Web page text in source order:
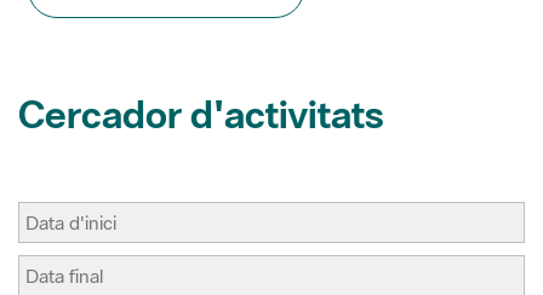
Cercador d'activitats